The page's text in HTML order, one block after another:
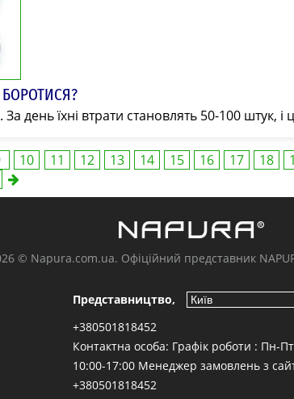
день їхні втрати становлять 50-100 штук,
10 11 12 13 14 15 16 17 18
© Napura.com.ua. Офіційний представник
Представництво,
+380501818452
Контактна особа: Графік роботи : Пн-Пт
10:00-17:00 Менеджер замовлень з
+380501818452